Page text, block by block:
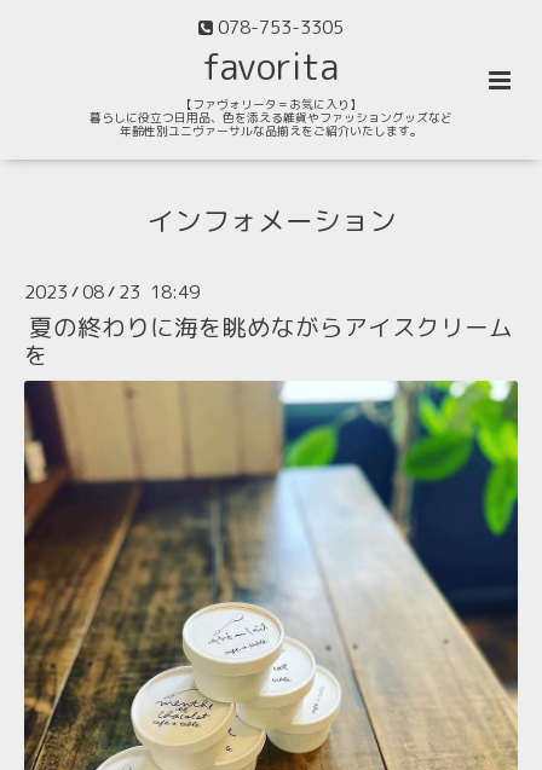
078-753-3305
favorita
【ファヴォリータ＝お気に入り】
暮らしに役立つ日用品、色を添える雑貨やファッショングッズなど
年齢性別ユニヴァーサルな品揃えをご紹介いたします。
インフォメーション
2023 /08/ 23 18:49
夏の終わりに海を眺めながらアイスクリーム
を